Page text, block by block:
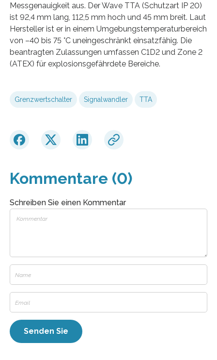
Messgenauigkeit aus. Der Wave TTA (Schutzart IP 20)
ist 92,4 mm lang, 112,5 mm hoch und 45 mm breit. Laut
Hersteller ist er in einem Umgebungstemperaturbereich
von –40 bis 75 °C uneingeschränkt einsatzfähig. Die
beantragten Zulassungen umfassen C1D2 und Zone 2
(ATEX) für explosionsgefährdete Bereiche.
Grenzwertschalter Signalwandler TTA
Kommentare (0)
Schreiben Sie einen Kommentar